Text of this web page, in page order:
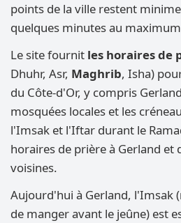
points de la ville restent
quelques minutes au
Le site fournit les horaires de
Dhuhr, Asr, Maghrib, Isha)
du Côte-d'Or, y compris
mosquées locales et les
l'Imsak et l'Iftar durant le
horaires de prière à Gerland et
voisines.
Aujourd'hui à Gerland, l'Imsak
de manger avant le jeûne) est